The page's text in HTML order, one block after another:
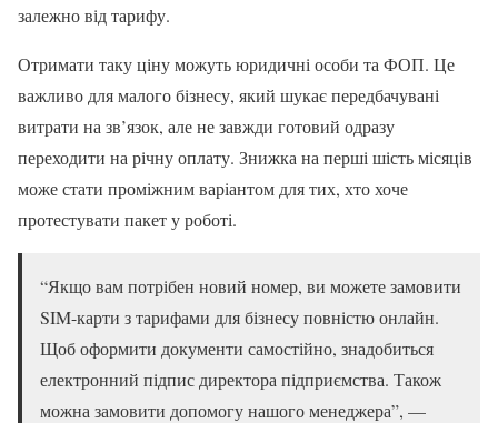
залежно від тарифу.
Отримати таку ціну можуть юридичні особи та ФОП. Це
важливо для малого бізнесу, який шукає передбачувані
витрати на зв’язок, але не завжди готовий одразу
переходити на річну оплату. Знижка на перші шість місяців
може стати проміжним варіантом для тих, хто хоче
протестувати пакет у роботі.
“Якщо вам потрібен новий номер, ви можете замовити
SIM-карти з тарифами для бізнесу повністю онлайн.
Щоб оформити документи самостійно, знадобиться
електронний підпис директора підприємства. Також
можна замовити допомогу нашого менеджера”, —